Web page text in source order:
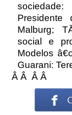
Presidente
Malburg;
social e
Modelos
Guarani:
Â Â Â Â